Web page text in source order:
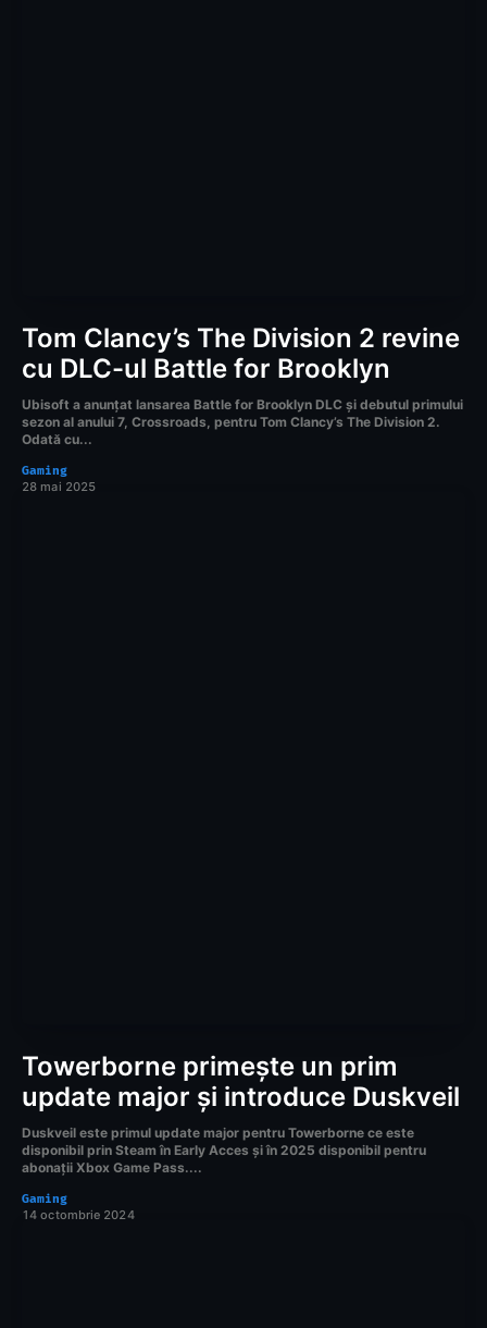
Tom Clancy’s The Division 2 revine
cu DLC-ul Battle for Brooklyn
Ubisoft a anunțat lansarea Battle for Brooklyn DLC și debutul primului
sezon al anului 7, Crossroads, pentru Tom Clancy’s The Division 2.
Odată cu...
Gaming
28 mai 2025
Towerborne primește un prim
update major și introduce Duskveil
Duskveil este primul update major pentru Towerborne ce este
disponibil prin Steam în Early Acces și în 2025 disponibil pentru
abonații Xbox Game Pass....
Gaming
14 octombrie 2024